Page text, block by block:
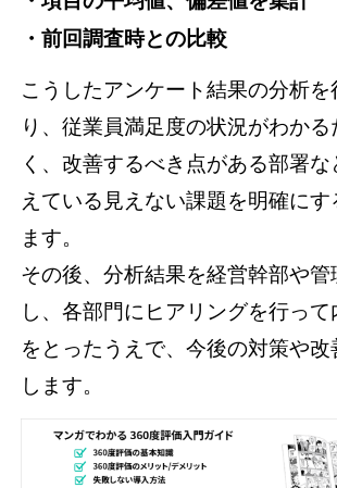
・前回調査時との比較
こうしたアンケート結果の分析を
り、従業員満足度の状況がわかる
く、改善するべき点がある部署
えている見えない課題を明確にす
ます。
その後、分析結果を経営幹部や
し、各部門にヒアリングを行っ
をとったうえで、今後の対策や改
します。